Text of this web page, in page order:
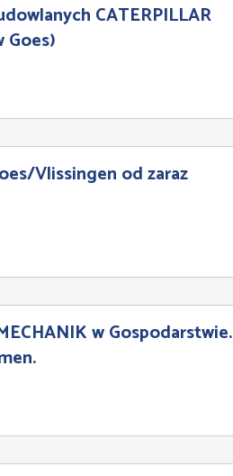
CATERPILLAR
Goes)
Vlissingen od zaraz
w Gospodarstwie.